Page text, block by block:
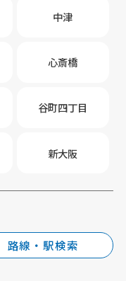
中津
心斎橋
谷町四丁目
新大阪
路線・駅検索